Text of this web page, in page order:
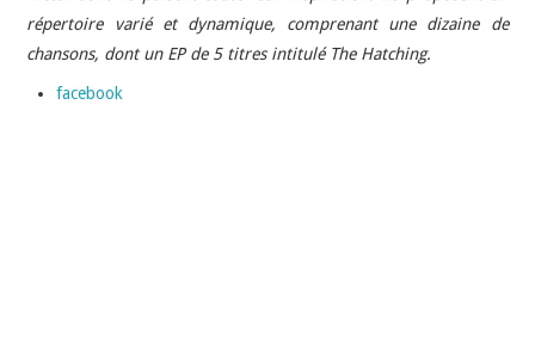
répertoire varié et dynamique, comprenant une dizaine de
chansons, dont un EP de 5 titres intitulé The Hatching.
facebook